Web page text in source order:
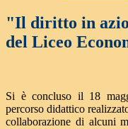
"Il diritto in
del Liceo
Si è concluso il 18
percorso didattico
collaborazione di alcuni